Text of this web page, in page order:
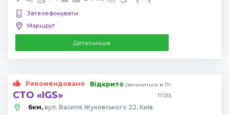
Зателефонувати
Маршрут
Детальніше
Рекомендовано
СТО «IGS»
Відкрито (зачиниться в Пт
17:00)
6км, вул. Василя Жуковського 22, Київ